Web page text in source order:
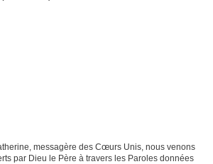
messagère des Cœurs Unis, nous venons
par Dieu le Père à travers les Paroles données